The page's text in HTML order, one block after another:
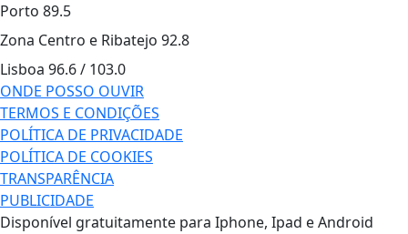
Porto 89.5
Zona Centro e Ribatejo 92.8
Lisboa 96.6 / 103.0
ONDE POSSO OUVIR
TERMOS E CONDIÇÕES
POLÍTICA DE PRIVACIDADE
POLÍTICA DE COOKIES
TRANSPARÊNCIA
PUBLICIDADE
Disponível gratuitamente para Iphone, Ipad e Android